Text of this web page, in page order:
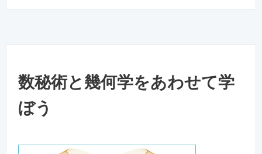
数秘術と幾何学をあわせて学
ぼう